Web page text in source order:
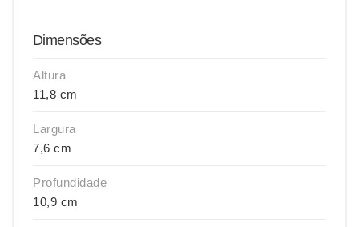
Dimensões
Altura
11,8 cm
Largura
7,6 cm
Profundidade
10,9 cm